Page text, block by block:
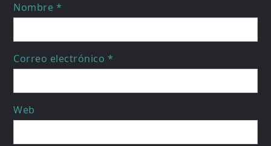
Nombre *
Correo electrónico *
Web